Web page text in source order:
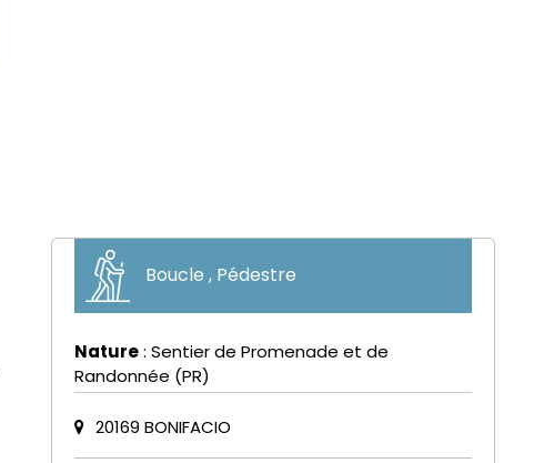
Boucle , Pédestre
Nature: Sentier de Promenade et de
Randonnée (PR)
20169 BONIFACIO